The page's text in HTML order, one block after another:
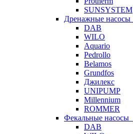
SUNSYSTEM
Дренажные насосы
DAB
WILO
Aquario
Pedrollo
Belamos
Grundfos
Джилекс
UNIPUMP
Millennium
ROMMER
Фекальные насосы
DAB